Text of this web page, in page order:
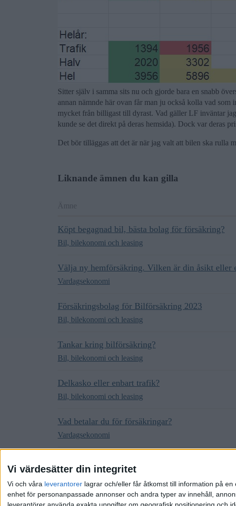
Vi värdesätter din integritet
Vi och våra leverantorer lagrar och/eller får åtkomst till information på
enhet för personanpassade annonser och andra typer av innehåll,
Sitter själv i samma sits nu och gjorde bara en snabb
annan nämnde här ovan får man ju också kolla vad
mycket från billigast till dyrast. Vad gäller LF inväntar
kunde se det direkt på deras hemsida). Dock var deras
Det bör tilläggas att det är när jag valt att bilen ska rulla
Liknande ämnen du kan gilla
Ämne
Köpt begagnad bil, bästa bolag för försäkring?
Bil, bilekonomi och leasing
Välja ny hemförsäkring. Vilken är din åsikt eller
Vardagsekonomi
Försäkringsbolag för Bilförsäkring 2023
Bil, bilekonomi och leasing
Tankar kring bilförsäkring?
Bil, bilekonomi och leasing
Delkasko eller enbart trafik?
Bil, bilekonomi och leasing
Vad betalar du för försäkringar?
Vardagsekonomi
Off-topic